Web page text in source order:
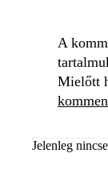
A
Mielőtt
Jelenleg